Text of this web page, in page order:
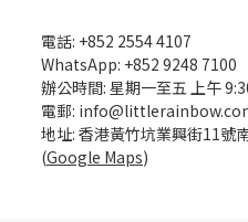
電話: +852 2554 4107
WhatsApp: +852 9248 7100
辦公時間: 星期一至五 上午
電郵:
地址: 香港黃竹坑業興街11號
(Google Maps)